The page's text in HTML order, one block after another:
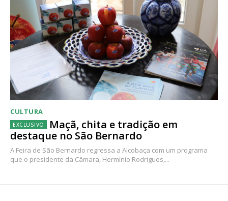
CULTURA
Maçã, chita e tradição em
destaque no São Bernardo
A Feira de São Bernardo regressa a Alcobaça com um programa
que o presidente da Câmara, Hermínio Rodrigues,...